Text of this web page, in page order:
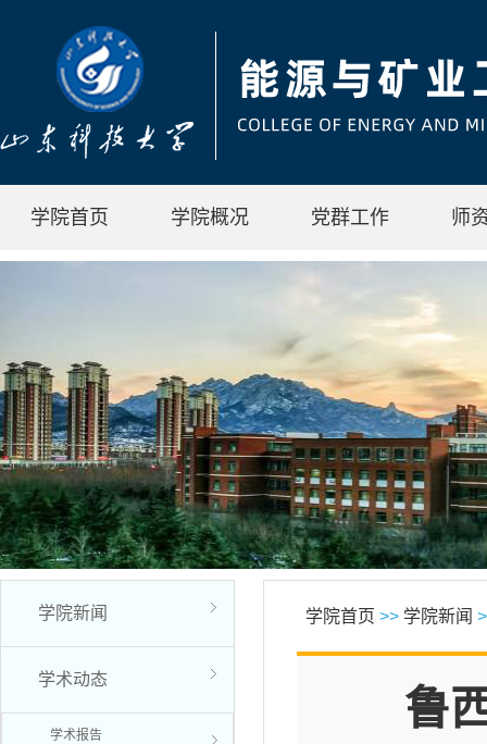
学院首页 学院概况 党群工作 师
学院新闻
学术动态
学术报告
学院首页 >> 学院新闻
鲁